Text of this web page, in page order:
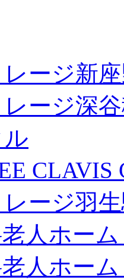
ージ新
ージ深
ージ羽
人ホー
人ホー